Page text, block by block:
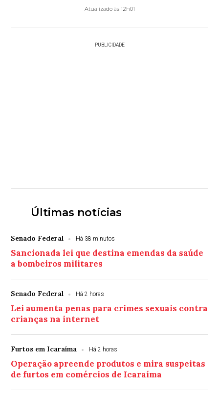
Atualizado às 12h01
PUBLICIDADE
Últimas notícias
Senado Federal Há 38 minutos
Sancionada lei que destina emendas da saúde
a bombeiros militares
Senado Federal Há 2 horas
Lei aumenta penas para crimes sexuais contra
crianças na internet
Furtos em Icaraíma Há 2 horas
Operação apreende produtos e mira suspeitas
de furtos em comércios de Icaraíma